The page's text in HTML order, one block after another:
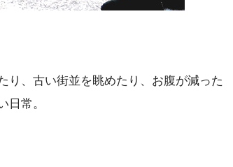
り、古い街並を眺めたり、お腹が減った
日常。